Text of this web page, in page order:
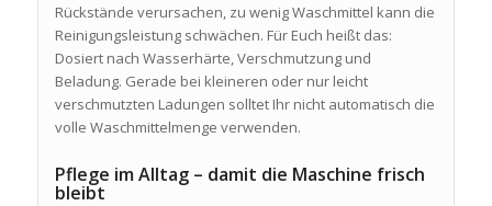
Rückstände verursachen, zu wenig Waschmittel kann die
Reinigungsleistung schwächen. Für Euch heißt das:
Dosiert nach Wasserhärte, Verschmutzung und
Beladung. Gerade bei kleineren oder nur leicht
verschmutzten Ladungen solltet Ihr nicht automatisch die
volle Waschmittelmenge verwenden.
Pflege im Alltag – damit die Maschine frisch
bleibt